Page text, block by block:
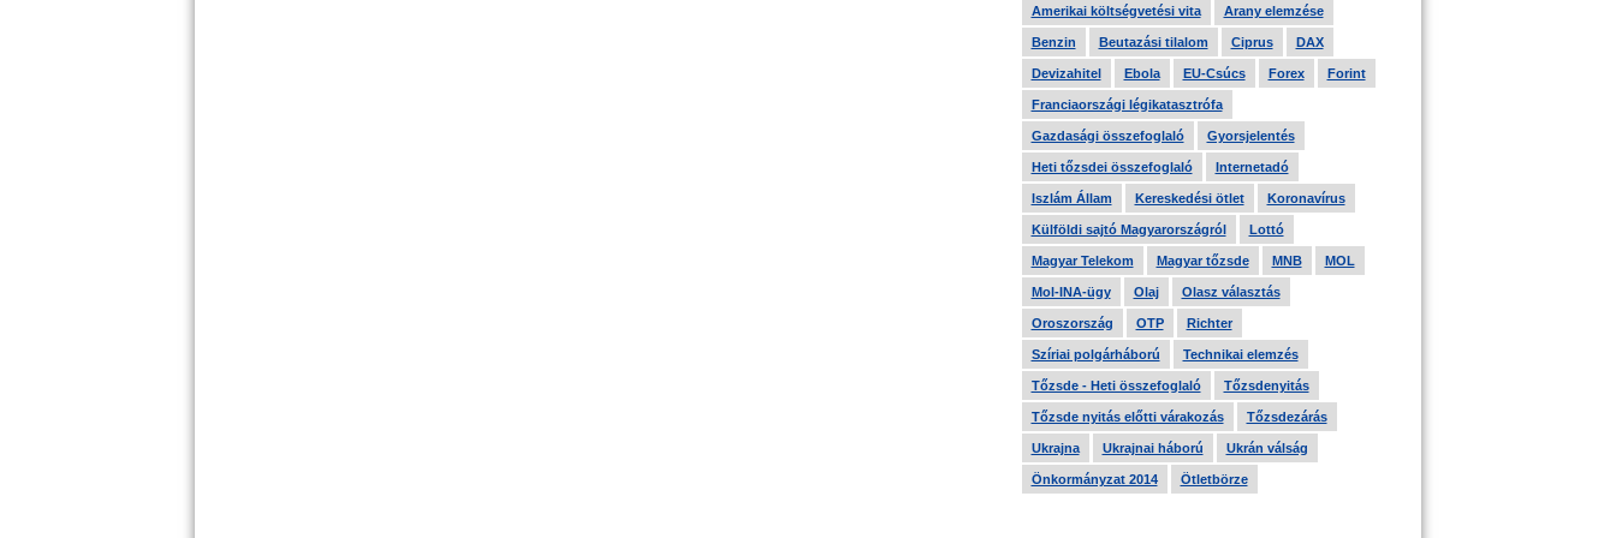
Amerikai költségvetési vita Arany elemzése
Benzin Beutazási tilalom Ciprus DAX
Devizahitel Ebola EU-Csúcs Forex Forint
Franciaországi légikatasztrófa
Gazdasági összefoglaló Gyorsjelentés
Heti tőzsdei összefoglaló Internetadó
Iszlám Állam Kereskedési ötlet Koronavírus
Külföldi sajtó Magyarországról Lottó
Magyar Telekom Magyar tőzsde MNB MOL
Mol-INA-ügy Olaj Olasz választás
Oroszország OTP Richter
Szíriai polgárháború Technikai elemzés
Tőzsde - Heti összefoglaló Tőzsdenyitás
Tőzsde nyitás előtti várakozás Tőzsdezárás
Ukrajna Ukrajnai háború Ukrán válság
Önkormányzat 2014 Ötletbörze